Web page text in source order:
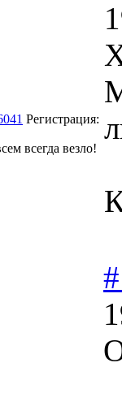
Регистрация:
всегда везло!